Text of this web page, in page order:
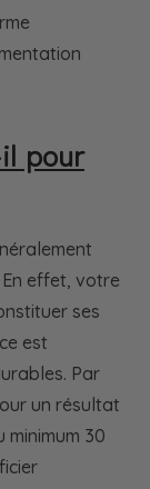
pour
effet, votre
ses
est
Par
un résultat
30